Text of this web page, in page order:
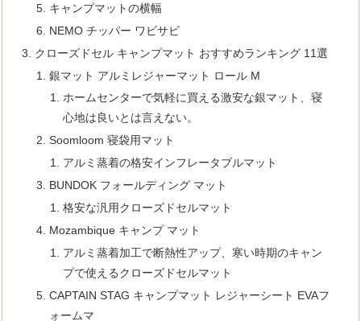
キャンプマットの横幅
NEMO チッパー ワビサビ
クローズドセル キャンプマット おすすめランキング 11選
銀マット アルミレジャーマット ロール M
ホームセンターで気軽に買える激安な銀マット、寝
心地は良いとは言えない。
Soomloom 寝袋用マット
アルミ蒸着の格安インフレータブルマット
BUNDOK フォールディング マット
格安な汎用クローズドセルマット
Mozambique キャンプ マット
アルミ蒸着加工で断熱性アップ、寒い時期のキャン
プで使えるクローズドセルマット
CAPTAIN STAG キャンプマット レジャーシート EVAフ
ォームマ